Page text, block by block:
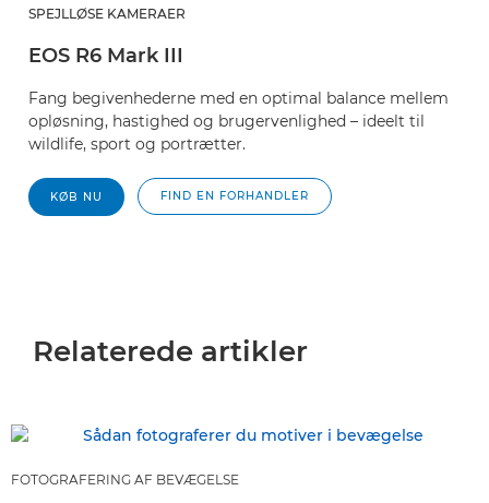
SPEJLLØSE KAMERAER
EOS R6 Mark III
Fang begivenhederne med en optimal balance mellem
opløsning, hastighed og brugervenlighed – ideelt til
wildlife, sport og portrætter.
KØB NU FIND EN FORHANDLER
Relaterede artikler
FOTOGRAFERING AF BEVÆGELSE